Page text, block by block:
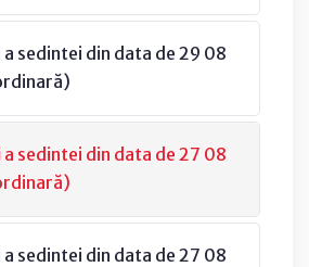
a sedintei din data de 29 08
a sedintei din data de 27 08
a sedintei din data de 27 08